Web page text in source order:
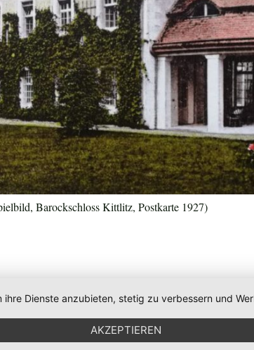
Barockschloss Kittlitz, Postkarte 1927)
Dienste anzubieten, stetig zu verbessern und
AKZEPTIEREN